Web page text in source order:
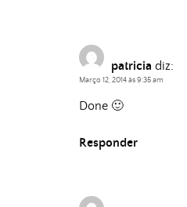
patricia diz:
Março 12, 2014 às 9:35 am
Done 🙂
Responder